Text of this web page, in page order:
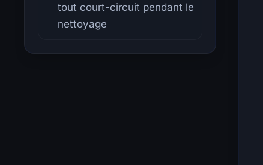
tout court-circuit pendant le
nettoyage